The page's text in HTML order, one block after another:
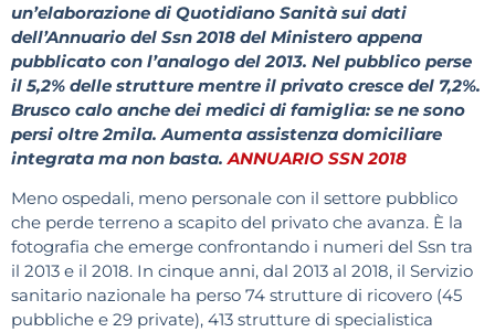
un’elaborazione di Quotidiano Sanità sui dati
dell’Annuario del Ssn 2018 del Ministero appena
pubblicato con l’analogo del 2013. Nel pubblico perse
il 5,2% delle strutture mentre il privato cresce del 7,2%.
Brusco calo anche dei medici di famiglia: se ne sono
persi oltre 2mila. Aumenta assistenza domiciliare
integrata ma non basta.ANNUARIO SSN 2018
Meno ospedali, meno personale con il settore pubblico
che perde terreno a scapito del privato che avanza. È la
fotografia che emerge confrontando i numeri del Ssn tra
il 2013 e il 2018. In cinque anni, dal 2013 al 2018, il Servizio
sanitario nazionale ha perso 74 strutture di ricovero (45
pubbliche e 29 private), 413 strutture di specialistica